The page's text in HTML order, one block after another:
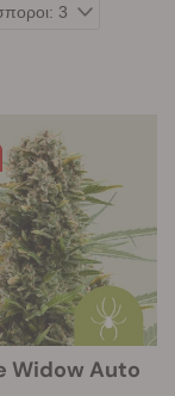
Widow Auto